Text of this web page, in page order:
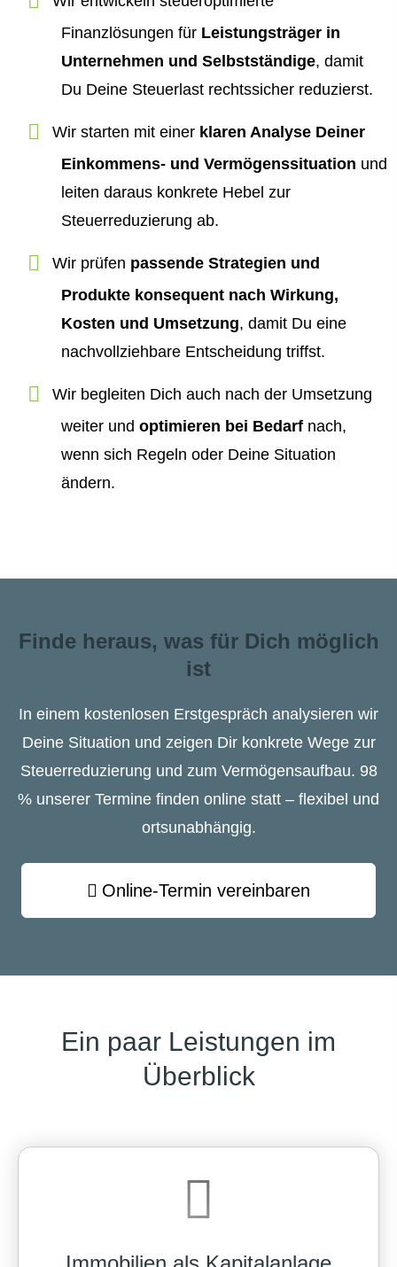
Finanzlösungen für Leistungsträger in
Unternehmen und Selbstständige, damit
Du Deine Steuerlast rechtssicher reduzierst.
Wir starten mit einer klaren Analyse Deiner
Einkommens- und Vermögenssituation und
leiten daraus konkrete Hebel zur
Steuerreduzierung ab.
Wir prüfen passende Strategien und
Produkte konsequent nach Wirkung,
Kosten und Umsetzung, damit Du eine
nachvollziehbare Entscheidung triffst.
Wir begleiten Dich auch nach der Umsetzung
weiter und optimieren bei Bedarf nach,
wenn sich Regeln oder Deine Situation
ändern.
Finde heraus, was für Dich möglich
ist
In einem kostenlosen Erstgespräch analysieren wir
Deine Situation und zeigen Dir konkrete Wege zur
Steuerreduzierung und zum Vermögensaufbau. 98
% unserer Termine finden online statt – flexibel und
ortsunabhängig.
Online-Termin ver­ein­baren
Ein paar Leistungen im
Überblick